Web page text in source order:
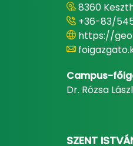
8360
+36-83/
https://
Campus-
Dr. Rózsa
SZENT